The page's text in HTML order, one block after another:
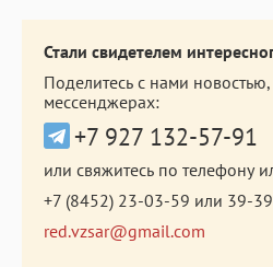
Стали свидетелем
Поделитесь с нами
мессенджерах:
+7 927 132-57-91
или свяжитесь по телефону
+7 (8452) 23-03-59 или 39-
red.vzsar@gmail.com